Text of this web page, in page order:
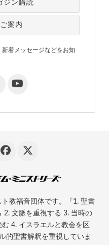
ジン購読
案内
着メッセージなどをお知
教福音団体です。『1. 聖書
2. 文脈を重視する 3. 当時の
4. イスラエルと教会を区
的聖書解釈を重視していま